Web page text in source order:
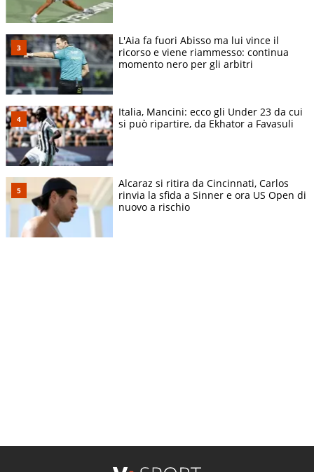
L'Aia fa fuori Abisso ma lui vince il
ricorso e viene riammesso: continua
momento nero per gli arbitri
Italia, Mancini: ecco gli Under 23 da cui
si può ripartire, da Ekhator a Favasuli
Alcaraz si ritira da Cincinnati, Carlos
rinvia la sfida a Sinner e ora US Open di
nuovo a rischio